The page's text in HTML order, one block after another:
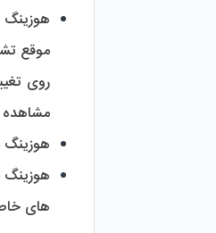
مشاهده
هوزینگ
های